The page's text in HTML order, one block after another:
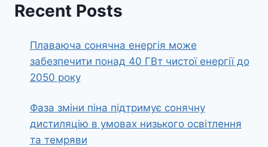
Recent Posts
Плаваюча сонячна енергія може
забезпечити понад 40 ГВт чистої енергії до
2050 року
Фаза зміни піна підтримує сонячну
дистиляцію в умовах низького освітлення
та темряви